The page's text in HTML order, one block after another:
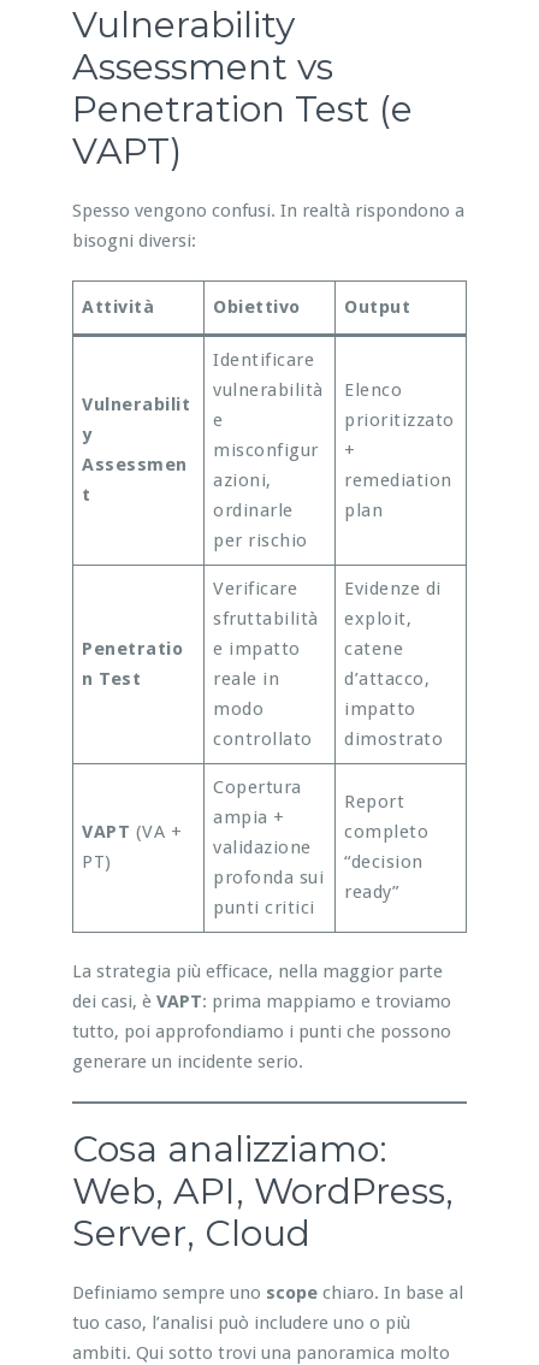
Vulnerability
Assessment vs
Penetration Test (e
VAPT)
Spesso vengono confusi. In realtà rispondono a
bisogni diversi:
Attività Obiettivo Output
Vulnerabilit
y
Assessmen
t
Identificare
vulnerabilità
e
misconfigur
azioni,
ordinarle
per rischio
Elenco
prioritizzato
+
remediation
plan
Penetratio
n Test
Verificare
sfruttabilità
e impatto
reale in
modo
controllato
Evidenze di
exploit,
catene
d’attacco,
impatto
dimostrato
VAPT (VA +
PT)
Copertura
ampia +
validazione
profonda sui
punti critici
Report
completo
“decision
ready”
La strategia più efficace, nella maggior parte
dei casi, è VAPT: prima mappiamo e troviamo
tutto, poi approfondiamo i punti che possono
generare un incidente serio.
Cosa analizziamo:
Web, API, WordPress,
Server, Cloud
Definiamo sempre uno scopechiaro. In base al
tuo caso, l’analisi può includere uno o più
ambiti. Qui sotto trovi una panoramica molto